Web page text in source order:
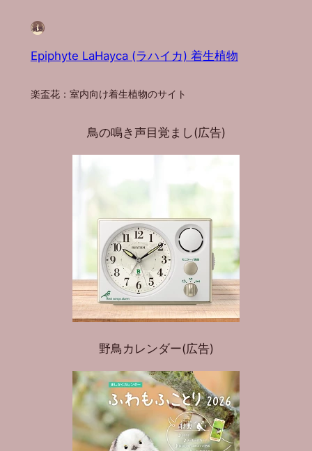
Epiphyte LaHayca (ラハイカ) 着生植物
楽盃花：室内向け着生植物のサイト
鳥の鳴き声目覚まし(広告)
野鳥カレンダー(広告)